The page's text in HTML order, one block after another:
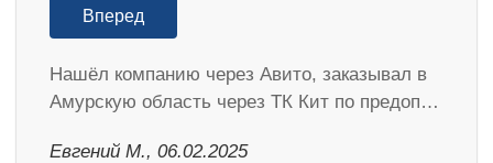
Вперед
Нашёл компанию через Авито, заказывал в
Амурскую область через ТК Кит по предоп…
​Евгений М., 06.02.2025